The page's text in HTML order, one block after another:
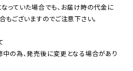
っていた場合でも、お届け時の代金に
もございますのでご注意下さい。
の為、発売後に変更となる場合があり